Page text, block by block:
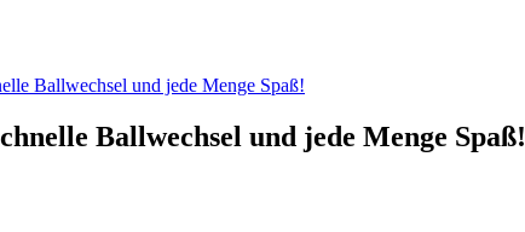
Ballwechsel und jede Menge Spaß!
Ballwechsel und jede Menge Spaß!